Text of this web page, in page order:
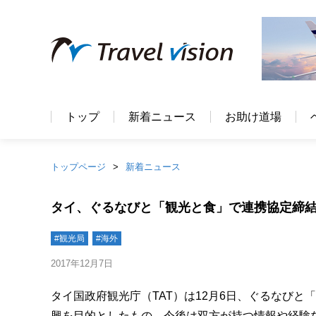
トップ 新着ニュース お助け道場
トップページ 新着ニュース
タイ、ぐるなびと「観光と食」で連携協定締
#観光局 #海外
2017年12月7日
タイ国政府観光庁（TAT）は12月6日、ぐるなびと